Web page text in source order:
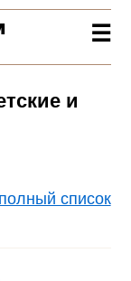
☰
и
полный список